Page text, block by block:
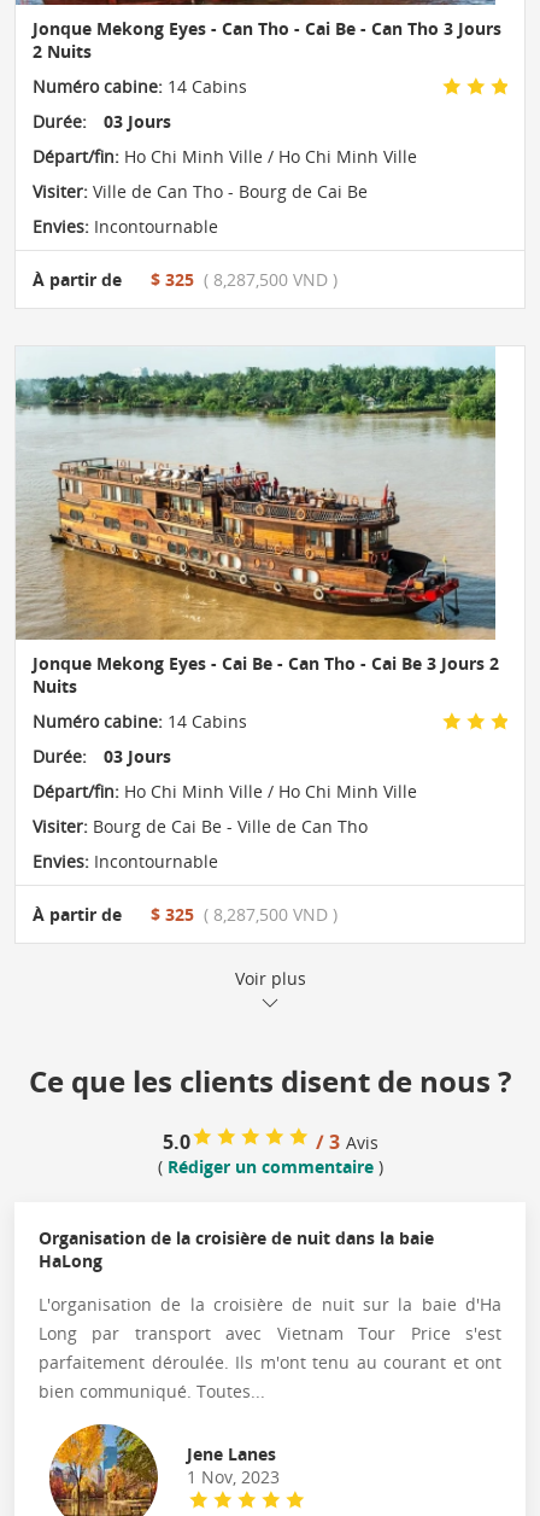
Jonque Mekong Eyes - Can Tho - Cai Be - Can Tho 3 Jours
2 Nuits
Numéro cabine: 14 Cabins
Durée:
03 Jours
Départ/fin: Ho Chi Minh Ville / Ho Chi Minh Ville
Visiter: Ville de Can Tho - Bourg de Cai Be
Envies: Incontournable
À partir de $ 325 ( 8,287,500 VND )
Jonque Mekong Eyes - Cai Be - Can Tho - Cai Be 3 Jours 2
Nuits
Numéro cabine: 14 Cabins
Durée:
03 Jours
Départ/fin: Ho Chi Minh Ville / Ho Chi Minh Ville
Visiter: Bourg de Cai Be - Ville de Can Tho
Envies: Incontournable
À partir de $ 325 ( 8,287,500 VND )
Voir plus
Ce que les clients disent de nous ?
5.0 / 3 Avis
( Rédiger un commentaire)
Organisation de la croisière de nuit dans la baie
HaLong
L'organisation de la croisière de nuit sur la baie d'Ha
Long par transport avec Vietnam Tour Price s'est
parfaitement déroulée. Ils m'ont tenu au courant et ont
bien communiqué. Toutes...
Jene Lanes
1 Nov, 2023